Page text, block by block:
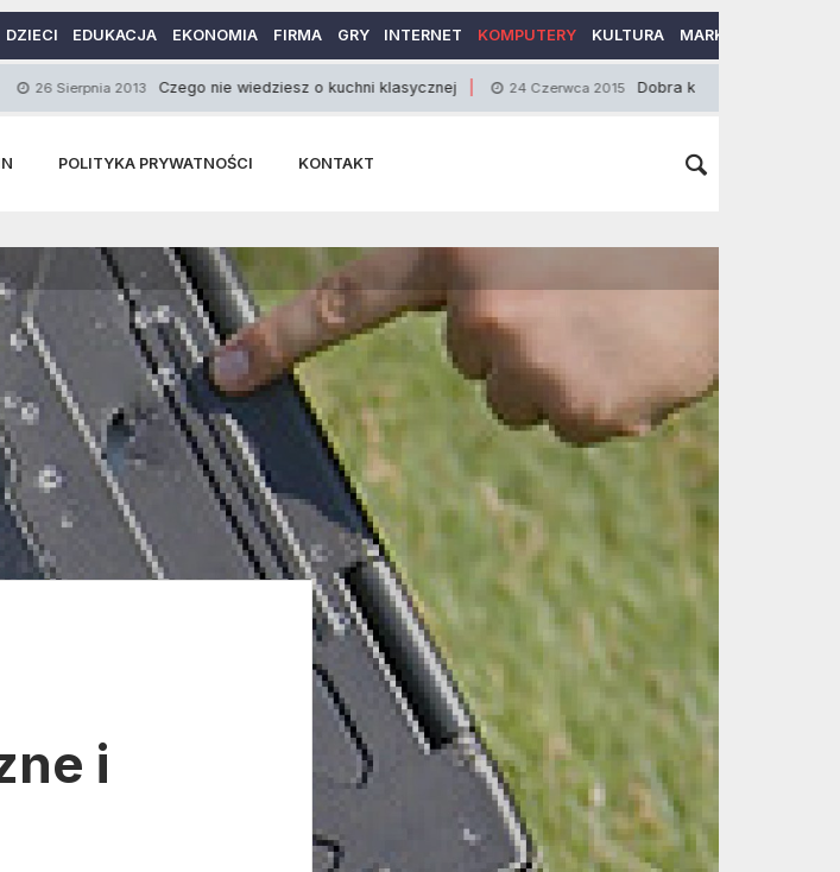
DZIECI EDUKACJA EKONOMIA FIRMA GRY INTERNET KOMPUTERY KULTURA MARKETING
2013 Czego nie wiedziesz o kuchni klasycznej 24 Czerwca 2015 Dobra kuweta dla kota
POLITYKA PRYWATNOŚCI KONTAKT
i